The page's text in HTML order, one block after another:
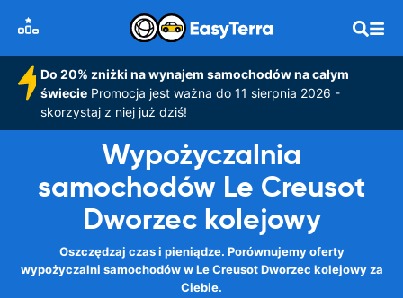
Do 20% zniżki na wynajem samochodów na całym
świeciePromocja jest ważna do 11 sierpnia 2026 -
skorzystaj z niej już dziś!
Wypożyczalnia
samochodów Le Creusot
Dworzec kolejowy
Oszczędzaj czas i pieniądze. Porównujemy oferty
wypożyczalni samochodów w Le Creusot Dworzec kolejowy za
Ciebie.